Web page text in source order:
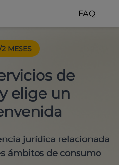
FAQ
MESES
de
elige un
jurídica relacionada
ámbitos de consumo